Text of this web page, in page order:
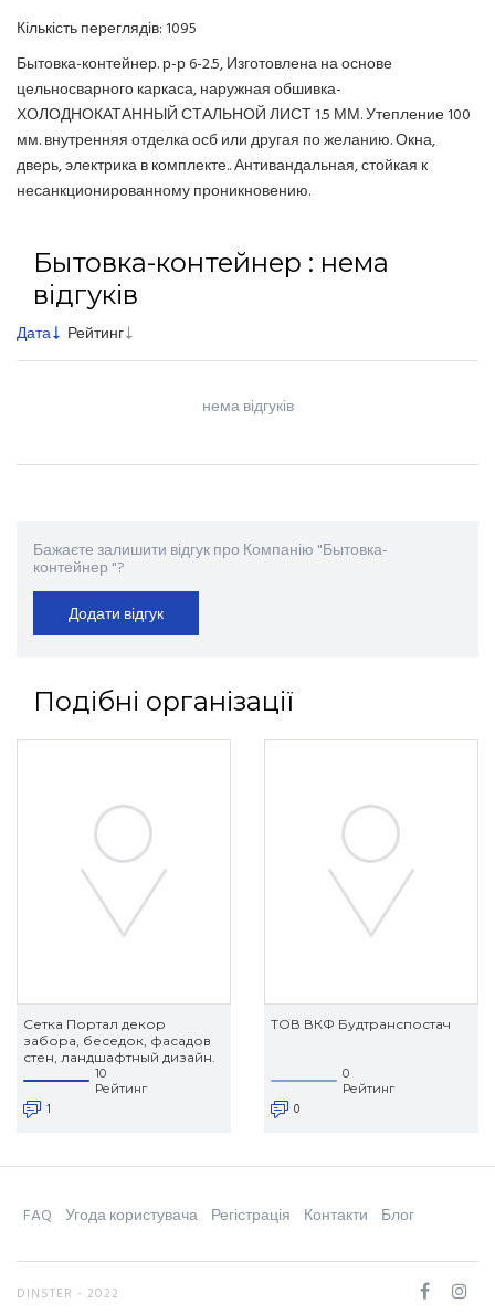
Кількість переглядів:1095
Бытовка-контейнер. р-р 6-2.5, Изготовлена на основе
цельносварного каркаса, наружная обшивка-
ХОЛОДНОКАТАННЫЙ СТАЛЬНОЙ ЛИСТ 1.5 ММ. Утепление 100
мм. внутренняя отделка осб или другая по желанию. Окна,
дверь, электрика в комплекте.. Антивандальная, стойкая к
несанкционированному проникновению.
Бытовка-контейнер : нема
відгуків
Дата Рейтинг
нема відгуків
Бажаєте залишити відгук про Компанію "Бытовка-
контейнер "?
Додати відгук
Подібні організації
Сетка Портал декор
забора, беседок, фасадов
стен, ландшафтный дизайн.
10
Рейтинг
1
ТОВ ВКФ Будтранспостач
0
Рейтинг
0
FAQ Угода користувача Регістрація Контакти Блог
DINSTER - 2022